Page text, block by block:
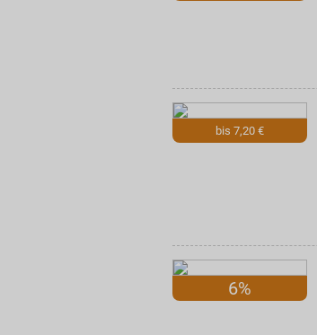
bis 7,20 €
6%